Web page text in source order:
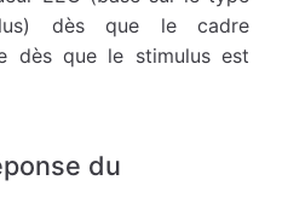
dès que le cadre
dès que le stimulus est
du